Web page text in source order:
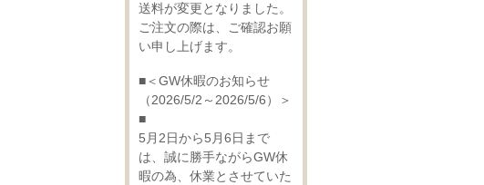
送料が変更となりました。
ご注文の際は、ご確認お願
い申し上げます。
■＜GW休暇のお知らせ
（2026/5/2～2026/5/6）＞
■
5月2日から5月6日まで
は、誠に勝手ながらGW休
暇の為、休業とさせていた